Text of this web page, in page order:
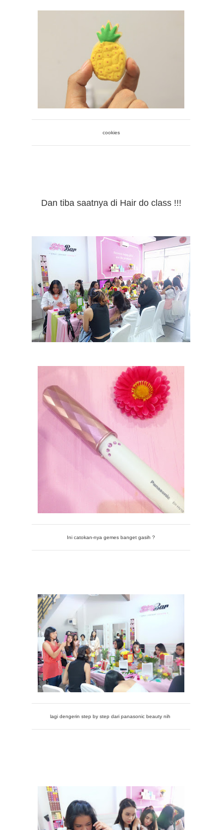
cookies
Dan tiba saatnya di Hair do class !!!
Ini catokan-nya gemes banget gasih ?
lagi dengerin step by step dari panasonic beauty nih